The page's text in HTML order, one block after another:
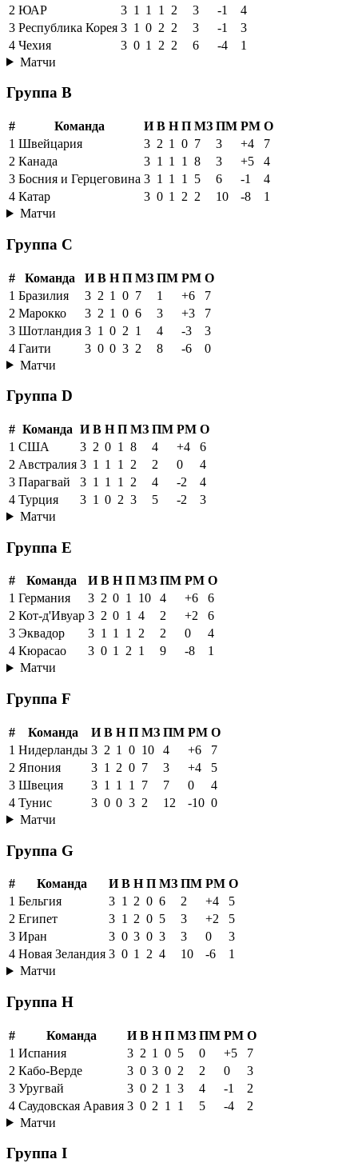
2 ЮАР 3 1 1 1 2 3 -1
4
3 Республика Корея 3 1 0 2 2 3 -1
3
4 Чехия 3 0 1 2 2 6 -4
1
Матчи
Группа B
# Команда И В Н П МЗ ПМ РМ О
1 Швейцария 3 2 1 0 7 3 +4
7
2 Канада 3 1 1 1 8 3 +5
4
3 Босния и Герцеговина 3 1 1 1 5 6 -1
4
4 Катар 3 0 1 2 2 10 -8
1
Матчи
Группа C
# Команда И В Н П МЗ ПМ РМ О
1 Бразилия 3 2 1 0 7 1 +6
7
2 Марокко 3 2 1 0 6 3 +3
7
3 Шотландия 3 1 0 2 1 4 -3
3
4 Гаити 3 0 0 3 2 8 -6
0
Матчи
Группа D
# Команда И В Н П МЗ ПМ РМ О
1 США 3 2 0 1 8 4 +4
6
2 Австралия 3 1 1 1 2 2 0
4
3 Парагвай 3 1 1 1 2 4 -2
4
4 Турция 3 1 0 2 3 5 -2
3
Матчи
Группа E
# Команда И В Н П МЗ ПМ РМ О
1 Германия 3 2 0 1 10 4 +6
6
2 Кот-д'Ивуар 3 2 0 1 4 2 +2
6
3 Эквадор 3 1 1 1 2 2 0
4
4 Кюрасао 3 0 1 2 1 9 -8
1
Матчи
Группа F
# Команда И В Н П МЗ ПМ РМ О
1 Нидерланды 3 2 1 0 10 4 +6
7
2 Япония 3 1 2 0 7 3 +4
5
3 Швеция 3 1 1 1 7 7 0
4
4 Тунис 3 0 0 3 2 12 -10 0
Матчи
Группа G
# Команда И В Н П МЗ ПМ РМ О
1 Бельгия 3 1 2 0 6 2 +4
5
2 Египет 3 1 2 0 5 3 +2
5
3 Иран 3 0 3 0 3 3 0
3
4 Новая Зеландия 3 0 1 2 4 10 -6
1
Матчи
Группа H
# Команда И В Н П МЗ ПМ РМ О
1 Испания 3 2 1 0 5 0 +5
7
2 Кабо-Верде 3 0 3 0 2 2 0
3
3 Уругвай 3 0 2 1 3 4 -1
2
4 Саудовская Аравия 3 0 2 1 1 5 -4
2
Матчи
Группа I